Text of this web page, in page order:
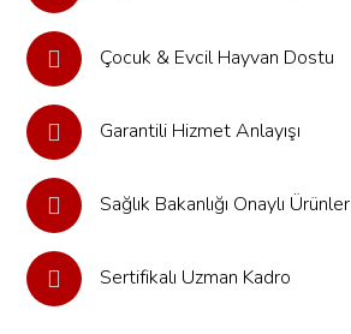
Çocuk & Evcil Hayvan Dostu
Garantili Hizmet Anlayışı
Sağlık Bakanlığı Onaylı Ürünler
Sertifikalı Uzman Kadro